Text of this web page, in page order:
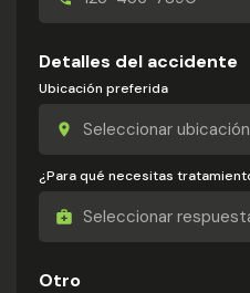
Detalles del accidente
Ubicación preferida
¿Para qué necesitas
Otro